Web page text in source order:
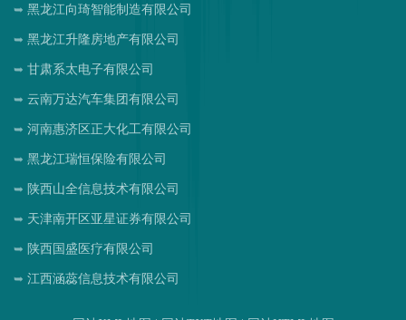
黑龙江向琦智能制造有限公司
黑龙江升隆房地产有限公司
甘肃系太电子有限公司
云南万达汽车集团有限公司
河南惠济区正大化工有限公司
黑龙江瑞恒保险有限公司
陕西山全信息技术有限公司
天津南开区亚星证券有限公司
陕西国盛医疗有限公司
江西涵蕊信息技术有限公司